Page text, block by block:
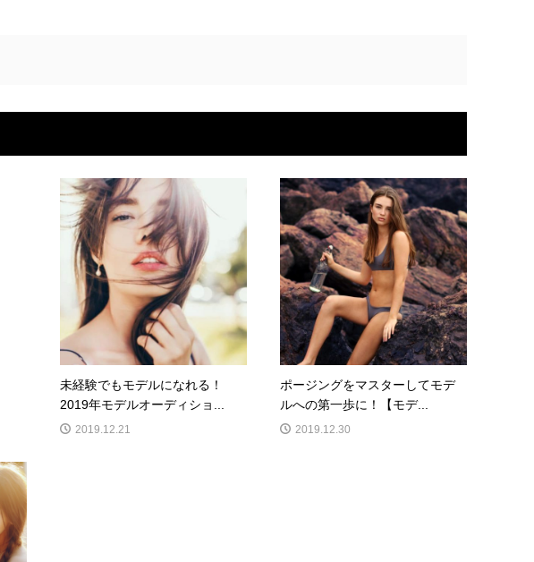
未経験でもモデルになれる！
2019年モデルオーディショ...
2019.12.21
ポージングをマスターしてモデ
ルへの第一歩に！【モデ...
2019.12.30